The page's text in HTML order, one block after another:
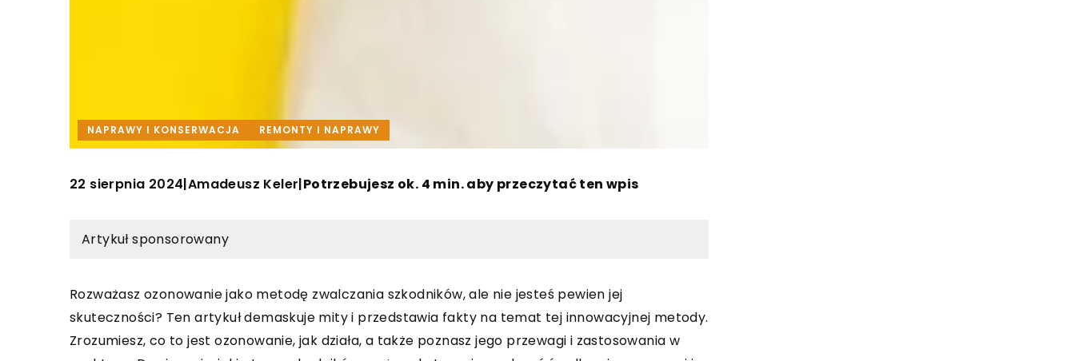
NAPRAWY I KONSERWACJA REMONTY I NAPRAWY
22 sierpnia 2024|Amadeusz Keler|Potrzebujesz ok. 4 min. aby przeczytać ten wpis
Artykuł sponsorowany
Rozważasz ozonowanie jako metodę zwalczania szkodników, ale nie jesteś pewien jej
skuteczności? Ten artykuł demaskuje mity i przedstawia fakty na temat tej innowacyjnej metody.
Zrozumiesz, co to jest ozonowanie, jak działa, a także poznasz jego przewagi i zastosowania w